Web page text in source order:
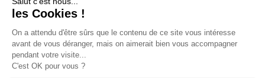
Français English